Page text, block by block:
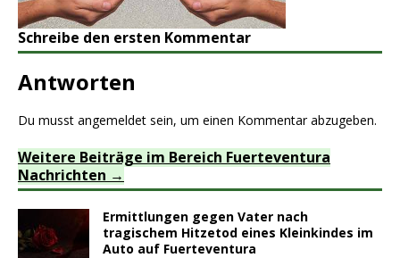
Schreibe den ersten Kommentar
Antworten
Du musst angemeldet sein, um einen Kommentar abzugeben.
Weitere Beiträge im Bereich Fuerteventura
Nachrichten
Ermittlungen gegen Vater nach
tragischem Hitzetod eines Kleinkindes im
Auto auf Fuerteventura